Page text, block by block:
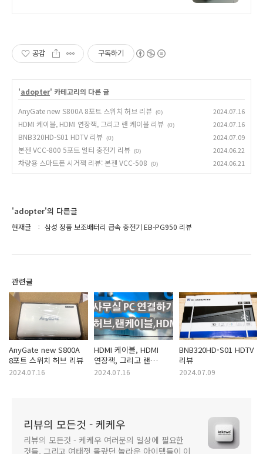
공감 구독하기
'adopter' 카테고리의 다른 글
AnyGate new S800A 8포트 스위치 허브 리뷰 (0) 2024.07.16
HDMI 케이블, HDMI 연장잭, 그리고 랜 케이블 리뷰 (0) 2024.07.16
BNB320HD-S01 HDTV 리뷰 (0) 2024.07.09
본젠 VCC-800 5포트 멀티 충전기 리뷰 (0) 2024.06.22
차량용 스마트폰 시거잭 리뷰: 본젠 VCC-508 (0) 2024.06.21
'adopter'의 다른글
현재글 삼성 정품 보조배터리 급속 충전기 EB-PG950 리뷰
관련글
AnyGate new S800A
8포트 스위치 허브 리뷰
2024.07.16
HDMI 케이블, HDMI
연장잭, 그리고 랜
케이블 리뷰
2024.07.16
BNB320HD-S01 HDTV
리뷰
2024.07.09
리뷰의 모든것 - 케케우
리뷰의 모든것 - 케케우 여러분의 일상에 필요한
것들, 그리고 여태껏 몰랐던 놀라운 아이템들이 이